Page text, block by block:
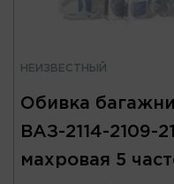
НЕИЗВЕСТНЫЙ
Обивка
ВАЗ-2114-2109-
махровая 5